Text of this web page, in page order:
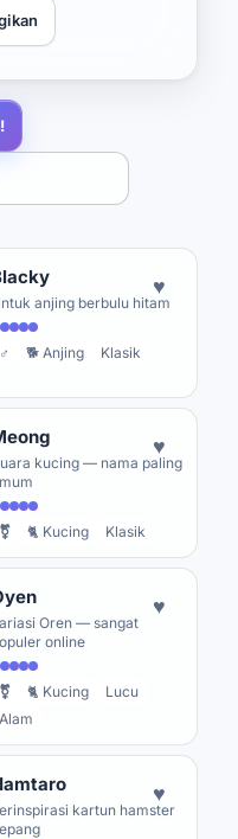
♥
anjing berbulu hitam
♂ 🐕 Anjing Klasik
♥
kucing — nama paling
⚧ 🐈 Kucing Klasik
♥
Oren — sangat
online
⚧ 🐈 Kucing
Lucu
Alam
♥
kartun hamster